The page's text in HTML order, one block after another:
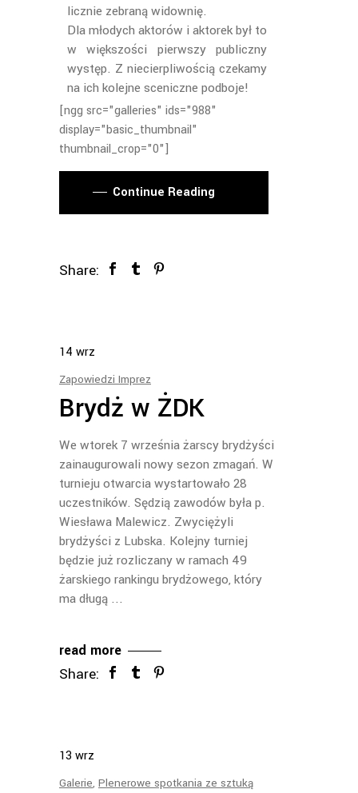
licznie zebraną widownię.
Dla młodych aktorów i aktorek był to
w większości pierwszy publiczny
występ. Z niecierpliwością czekamy
na ich kolejne sceniczne podboje!
[ngg src="galleries" ids="988"
display="basic_thumbnail"
thumbnail_crop="0"]
Continue Reading
Share:
14 wrz
Zapowiedzi Imprez
Brydż w ŻDK
We wtorek 7 września żarscy brydżyści
zainaugurowali nowy sezon zmagań. W
turnieju otwarcia wystartowało 28
uczestników. Sędzią zawodów była p.
Wiesława Malewicz. Zwyciężyli
brydżyści z Lubska. Kolejny turniej
będzie już rozliczany w ramach 49
żarskiego rankingu brydżowego, który
ma długą
read more
Share:
13 wrz
Galerie, Plenerowe spotkania ze sztuką